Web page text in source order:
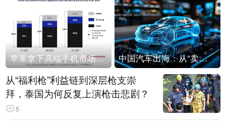
苹果拿下高端手机市场65%的份额：iPhone 17系列功不可没 中国汽车出海：从“卖出去”到“走进去”
从“福利枪”利益链到深层枪支崇
拜，泰国为何反复上演枪击悲剧？
5